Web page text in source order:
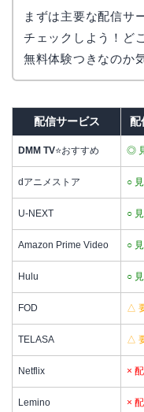
まずは主要な配信サ
チェックしよう！ど
無料体験つきなのか
配信サービス 配
DMM TV⭐おすすめ ◎
dアニメストア ○
U-NEXT ○
Amazon Prime Video ○
Hulu ○
FOD △
TELASA △
Netflix ×
Lemino ×